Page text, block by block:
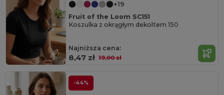
+19
Fruit of the Loom SC151
Koszulka z okrągłym dekoltem 150
Najniższa cena:
8,47 zł 19,00 zł
-44%